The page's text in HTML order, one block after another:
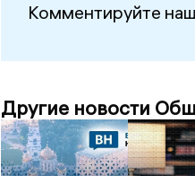
Комментируйте
Другие новости